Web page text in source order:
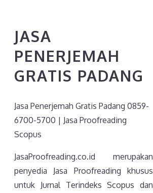
JASA
PENERJEMAH
GRATIS PADANG
Jasa Penerjemah Gratis Padang 0859-
6700-5700 | Jasa Proofreading
Scopus
JasaProofreading.co.id merupakan
penyedia Jasa Proofreading khusus
untuk Jurnal Terindeks Scopus dan